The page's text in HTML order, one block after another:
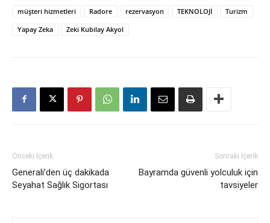
müşteri hizmetleri
Radore rezervasyon TEKNOLOJİ
Turizm
Yapay Zeka
Zeki Kubilay Akyol
Önceki İçerik
Generali’den üç dakikada
Seyahat Sağlık Sigortası
Sonraki İçerik
Bayramda güvenli yolculuk için
tavsiyeler